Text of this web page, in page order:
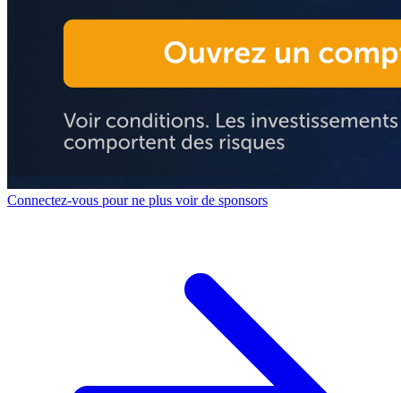
Connectez-vous pour ne plus voir de sponsors